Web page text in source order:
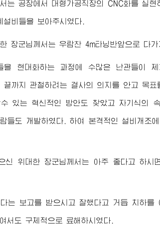
는 공장에서 대형가공직장의 CNC화를 실
비들을 보아주시였다.
장군님께서 는 우람찬 4m타닝반앞으로 다
을 현대화하는 과정에 수많은 난관들이
끝까지 관철하려는 결사의 의지를 안고 목
있는 혁신적인 방안도 찾았고 자기식의
들도 개발하였다. 하여 본격적인 설비개조
신 위대한 장군님께서는 아주 좋다고 하시
다는 보고를 받으시고 잘했다고 거듭 치하를
서도 구체적으로 료해하시였다.